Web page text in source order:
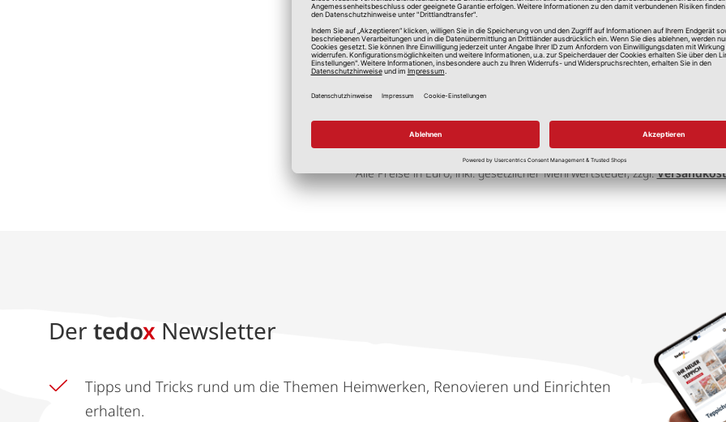
*Alle Preise in Euro, inkl. gesetzlicher Mehrwertsteuer, zzgl.
Der tedox Newsletter
Tipps und Tricks rund um die Themen Heimwerken, Renovieren und Einrichten
erhalten.